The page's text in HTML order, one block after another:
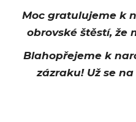
Moc gratulujeme k
obrovské štěstí, že
Blahopřejeme k
zázraku! Už se